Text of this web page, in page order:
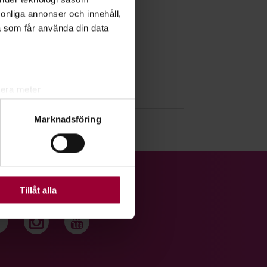
annonser och innehåll,
får använda din data
. Du kan ändra
Vissa kakor är
Marknadsföring
Tillåt alla
OSS
oss på facebook
Följ oss på instagram
Följ oss på youtube